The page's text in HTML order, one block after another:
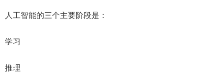
人工智能的三个主要阶段是：
学习
推理